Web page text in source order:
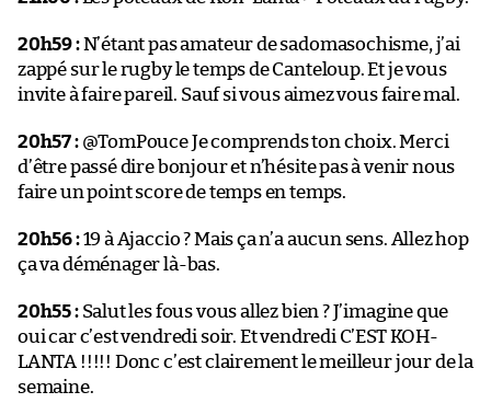
20h59 :N’étant pas amateur de sadomasochisme, j’ai
zappé sur le rugby le temps de Canteloup. Et je vous
invite à faire pareil. Sauf si vous aimez vous faire mal.
20h57 :@TomPouce Je comprends ton choix. Merci
d’être passé dire bonjour et n’hésite pas à venir nous
faire un point score de temps en temps.
20h56 :19 à Ajaccio ? Mais ça n’a aucun sens. Allez hop
ça va déménager là-bas.
20h55 :Salut les fous vous allez bien ? J’imagine que
oui car c’est vendredi soir. Et vendredi C’EST KOH-
LANTA !!!!! Donc c’est clairement le meilleur jour de la
semaine.